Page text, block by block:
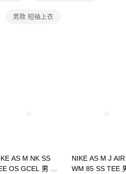
定代理人或監護人之同意方可使用
將依據個別帳號之用戶狀況，依本公司即
男款 短袖上衣
AS M NK SS
OS GCEL 男 短
NIKE AS M J
WM 85 SS TEE